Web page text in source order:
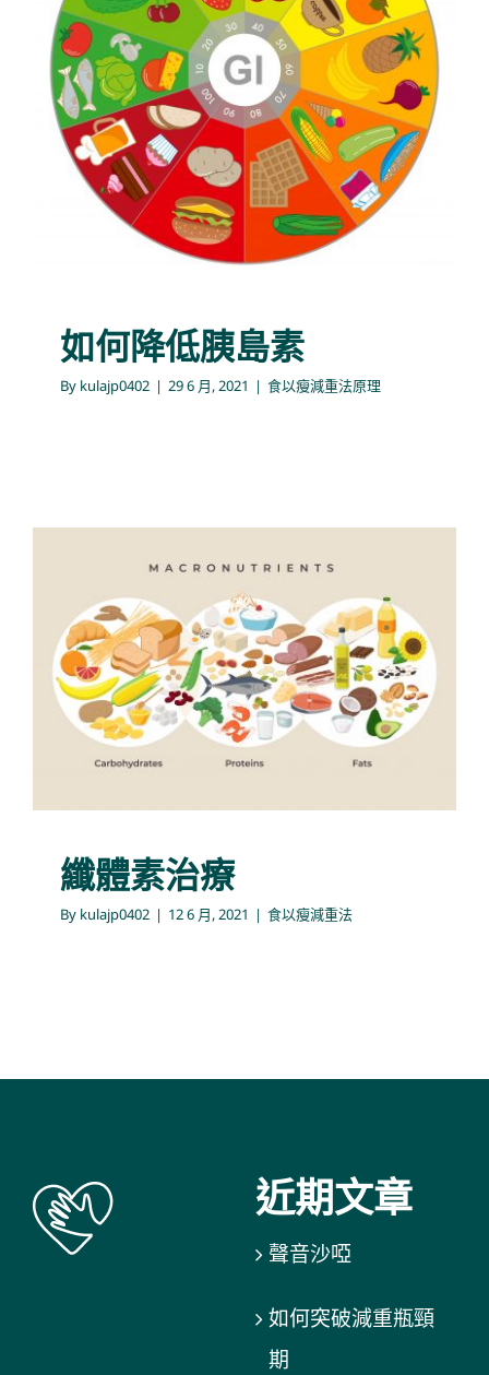
如何降低胰島素
食以瘦減重法原理
如何降低胰島素
By kulajp0402 | 29 6 月, 2021 | 食以瘦減重法原理
纖體素治療
食以瘦減重法
纖體素治療
By kulajp0402 | 12 6 月, 2021 | 食以瘦減重法
近期文章
聲音沙啞
如何突破減重瓶頸
期